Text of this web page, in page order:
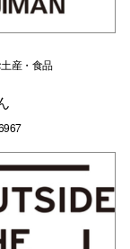
産・食品